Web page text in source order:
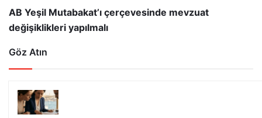
AB Yeşil Mutabakat’ı çerçevesinde mevzuat
değişiklikleri yapılmalı
Göz Atın